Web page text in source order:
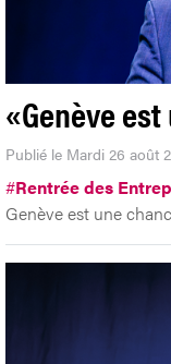
«Genève
Publié le Mardi 26 août
#Rentrée des
Genève est une